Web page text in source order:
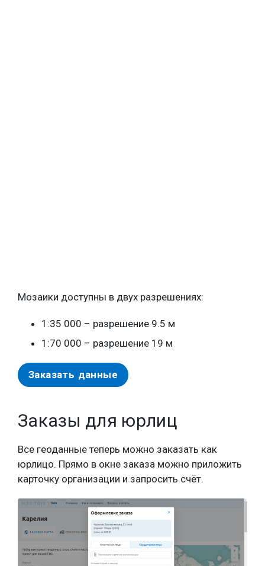
Мозаики доступны в двух разрешениях:
1:35 000 – разрешение 9.5 м
1:70 000 – разрешение 19 м
Заказать данные
Заказы для юрлиц
Все геоданные теперь можно заказать как
юрлицо. Прямо в окне заказа можно приложить
карточку организации и запросить счёт.